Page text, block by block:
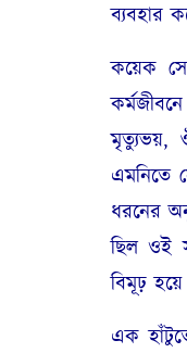
ব্যবহার
কয়েক
মৃত্যুভয়,
এমনিতে
ধরনের
ছিল ওই
বিমূঢ়
এক